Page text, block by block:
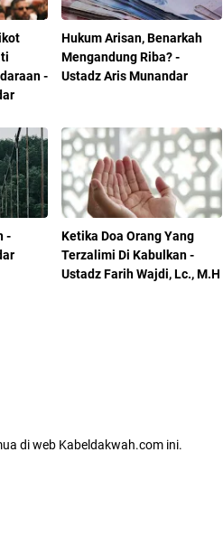
-
Hukum Arisan, Benarkah
Mengandung Riba? -
Ustadz Aris Munandar
-
Ketika Doa Orang Yang
Terzalimi Di Kabulkan -
Ustadz Farih Wajdi, Lc., M.H
di web Kabeldakwah.com ini.